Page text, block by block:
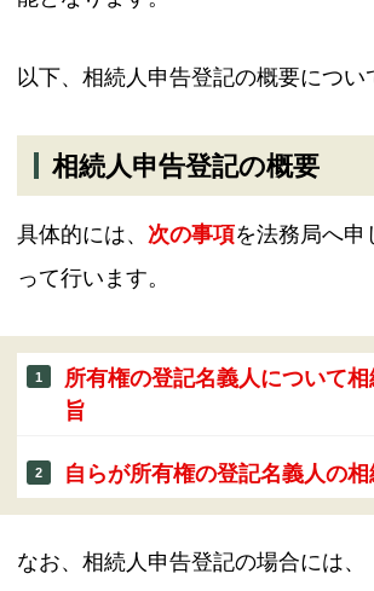
以下、相続人申告登記の概要につい
相続人申告登記の概要
具体的には、 次の事項を法務局へ申
って行います。
所有権の登記名義人について
旨
自らが所有権の登記名義人の
なお、相続人申告登記の場合には、